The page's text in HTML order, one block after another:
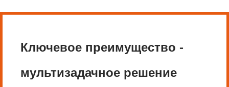
Ключевое преимущество -
мультизадачное решение